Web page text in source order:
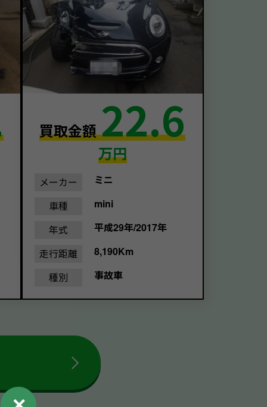
買取金額22.6
万円
メーカー
ミニ
車種
mini
年式
平成29年/2017年
走行距離
8,190Km
種別
事故車